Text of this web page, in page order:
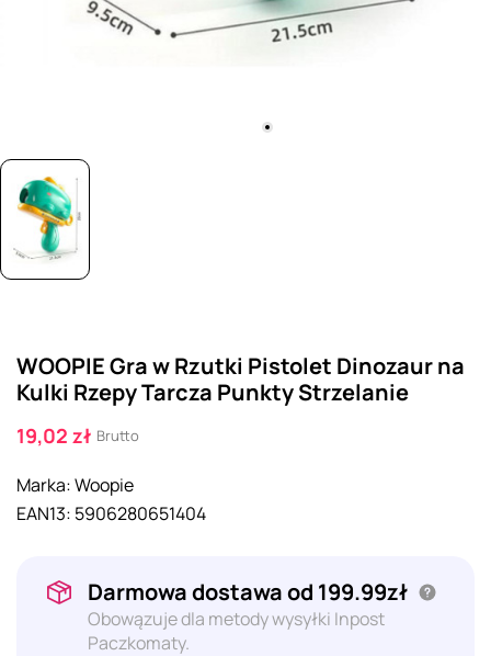
WOOPIE Gra w Rzutki Pistolet Dinozaur na
Kulki Rzepy Tarcza Punkty Strzelanie
19,02 zł Brutto
Marka:Woopie
EAN13: 5906280651404
Darmowa dostawa od 199.99zł
Obowązuje dla metody wysyłki Inpost
Paczkomaty.